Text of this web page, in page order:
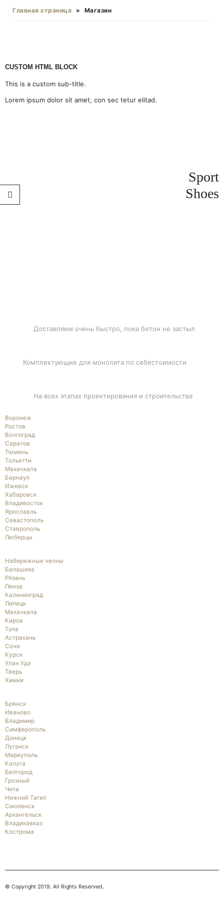
Главная страница » Магазин
CUSTOM HTML BLOCK
This is a custom sub-title.
Lorem ipsum dolor sit amet, con sec tetur elitad.
Sport
Shoes
Доставляем очень быстро, пока бетон не застыл
Комплектующие для монолита по себестоимости
На всех этапах проектирования и строительства
Воронеж
Ростов
Волгоград
Саратов
Тюмень
Тольятти
Махачкала
Барнаул
Ижевск
Хабаровск
Владивосток
Ярославль
Севастополь
Ставрополь
Люберцы
Набережные челны
Балашиха
Рязань
Пенза
Калининград
Липецк
Махачкала
Киров
Тула
Астрахань
Сочи
Курск
Улан Удэ
Тверь
Химки
Брянск
Иваново
Владимир
Симферополь
Донецк
Луганск
Мариуполь
Калуга
Белгород
Грозный
Чита
Нижний Тагил
Смоленск
Архангельск
Владикавказ
Кострома
© Copyright 2019. All Rights Reserved.